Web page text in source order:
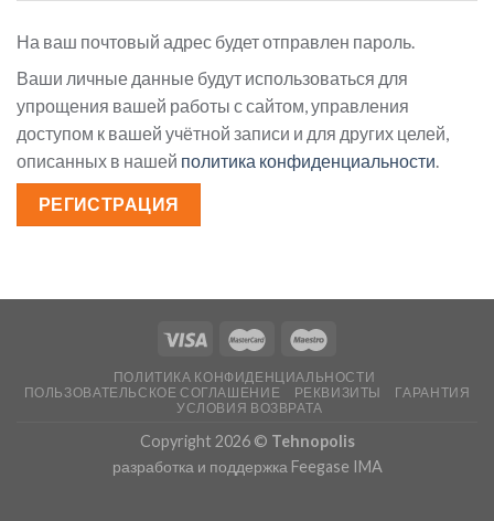
На ваш почтовый адрес будет отправлен пароль.
Ваши личные данные будут использоваться для
упрощения вашей работы с сайтом, управления
доступом к вашей учётной записи и для других целей,
описанных в нашей политика конфиденциальности
РЕГИСТРАЦИЯ
ПОЛИТИКА КОНФИДЕНЦИАЛЬНОСТИ
ПОЛЬЗОВАТЕЛЬСКОЕ СОГЛАШЕНИЕ
РЕКВИЗИТЫ
ГАРАНТИЯ
УСЛОВИЯ ВОЗВРАТА
Copyright 2026 © Tehnopolis
разработка и поддержка Feegase IMA